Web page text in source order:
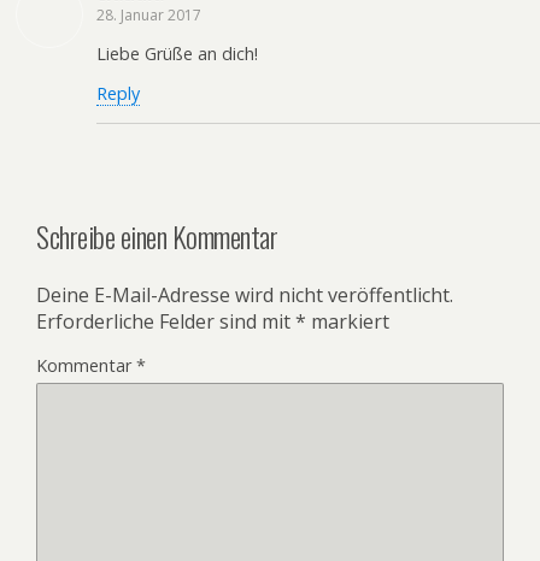
28. Januar 2017
Liebe Grüße an dich!
Reply
Schreibe einen Kommentar
Deine E-Mail-Adresse wird nicht veröffentlicht.
Erforderliche Felder sind mit* markiert
Kommentar*